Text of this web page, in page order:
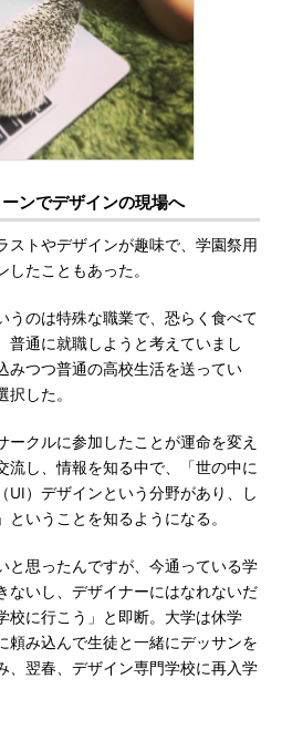
ンでデザインの現場へ
トやデザインが趣味で、学園祭用
たこともあった。
のは特殊な職業で、恐らく食べて
普通に就職しようと考えていまし
みつつ普通の高校生活を送ってい
した。
クルに参加したことが運命を変え
流し、情報を知る中で、「世の中に
UI）デザインという分野があり、し
いうことを知るようになる。
思ったんですが、今通っている学
ないし、デザイナーにはなれないだ
校に行こう」と即断。大学は休学
頼み込んで生徒と一緒にデッサンを
、翌春、デザイン専門学校に再入学